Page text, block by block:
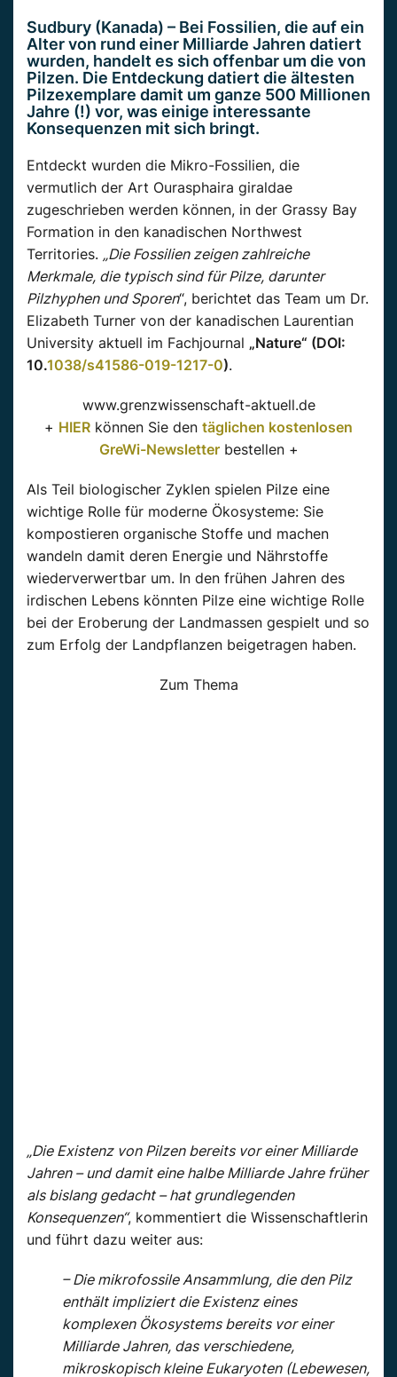
Sudbury (Kanada) – Bei Fossilien, die auf ein
Alter von rund einer Milliarde Jahren datiert
wurden, handelt es sich offenbar um die von
Pilzen. Die Entdeckung datiert die ältesten
Pilzexemplare damit um ganze 500 Millionen
Jahre (!) vor, was einige interessante
Konsequenzen mit sich bringt.
Entdeckt wurden die Mikro-Fossilien, die
vermutlich der Art Ourasphaira giraldae
zugeschrieben werden können, in der Grassy Bay
Formation in den kanadischen Northwest
Territories. „Die Fossilien zeigen zahlreiche
Merkmale, die typisch sind für Pilze, darunter
Pilzhyphen und Sporen“, berichtet das Team um Dr.
Elizabeth Turner von der kanadischen Laurentian
University aktuell im Fachjournal „Nature“ (DOI:
10.1038/s41586-019-1217-0).
www.grenzwissenschaft-aktuell.de
+ HIER können Sie den täglichen kostenlosen
GreWi-Newsletterbestellen +
Als Teil biologischer Zyklen spielen Pilze eine
wichtige Rolle für moderne Ökosysteme: Sie
kompostieren organische Stoffe und machen
wandeln damit deren Energie und Nährstoffe
wiederverwertbar um. In den frühen Jahren des
irdischen Lebens könnten Pilze eine wichtige Rolle
bei der Eroberung der Landmassen gespielt und so
zum Erfolg der Landpflanzen beigetragen haben.
Zum Thema
„Die Existenz von Pilzen bereits vor einer Milliarde
Jahren – und damit eine halbe Milliarde Jahre früher
als bislang gedacht – hat grundlegenden
Konsequenzen“, kommentiert die Wissenschaftlerin
und führt dazu weiter aus:
– Die mikrofossile Ansammlung, die den Pilz
enthält impliziert die Existenz eines
komplexen Ökosystems bereits vor einer
Milliarde Jahren, das verschiedene,
mikroskopisch kleine Eukaryoten (Lebewesen,